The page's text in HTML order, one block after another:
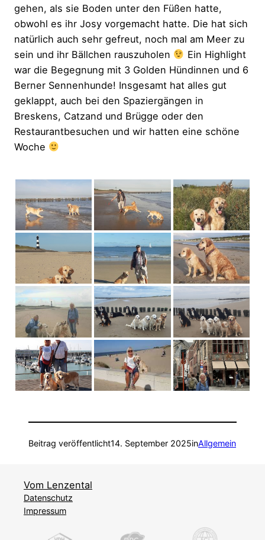
gehen, als sie Boden unter den Füßen hatte,
obwohl es ihr Josy vorgemacht hatte. Die hat sich
natürlich auch sehr gefreut, noch mal am Meer zu
sein und ihr Bällchen rauszuholen
Ein Highlight
war die Begegnung mit 3 Golden Hündinnen und 6
Berner Sennenhunde! Insgesamt hat alles gut
geklappt, auch bei den Spaziergängen in
Breskens, Catzand und Brügge oder den
Restaurantbesuchen und wir hatten eine schöne
Woche
Beitrag veröffentlicht14. September 2025inAllgemein
Vom Lenzental
Datenschutz
Impressum